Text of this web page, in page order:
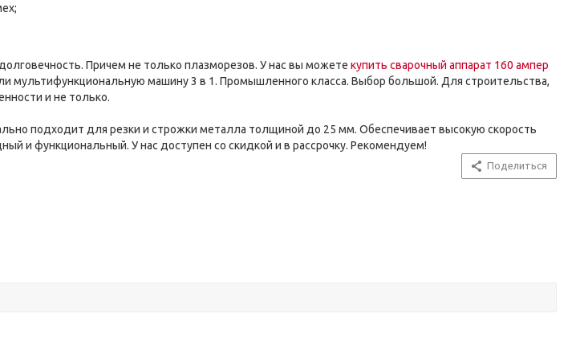
Причем не только плазморезов. У нас вы можете купить сварочный аппарат 160 ампер
мультифункциональную машину 3 в 1. Промышленного класса. Выбор большой. Для строительства,
и не только.
подходит для резки и строжки металла толщиной до 25 мм. Обеспечивает высокую скорость
и функциональный. У нас доступен со скидкой и в рассрочку. Рекомендуем!
Поделиться